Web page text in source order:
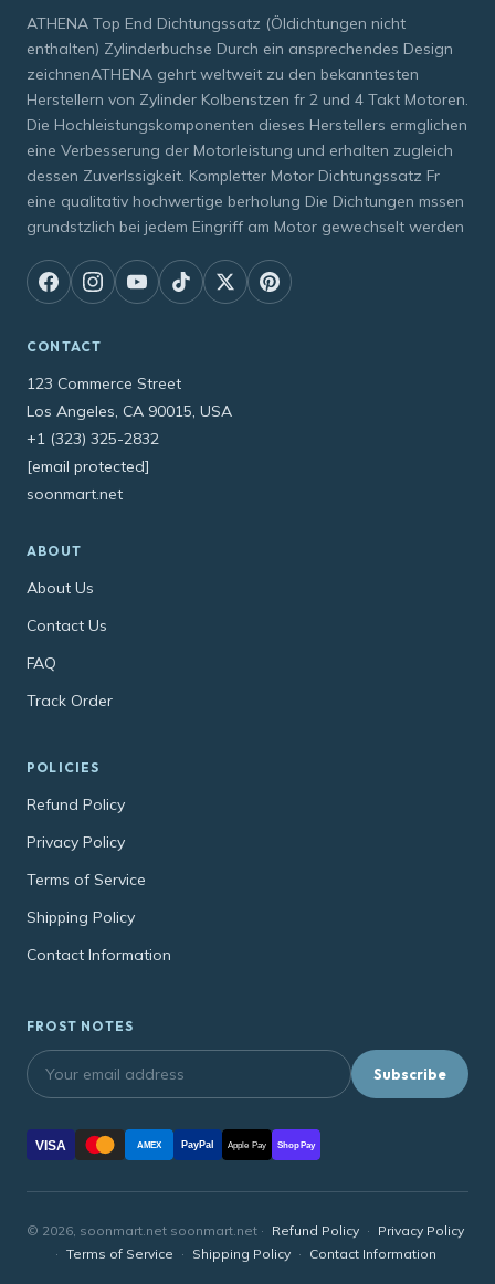
ATHENA Top End Dichtungssatz (Öldichtungen nicht
enthalten) Zylinderbuchse Durch ein ansprechendes Design
zeichnenATHENA gehrt weltweit zu den bekanntesten
Herstellern von Zylinder Kolbenstzen fr 2 und 4 Takt Motoren.
Die Hochleistungskomponenten dieses Herstellers ermglichen
eine Verbesserung der Motorleistung und erhalten zugleich
dessen Zuverlssigkeit. Kompletter Motor Dichtungssatz Fr
eine qualitativ hochwertige berholung Die Dichtungen mssen
grundstzlich bei jedem Eingriff am Motor gewechselt werden
CONTACT
123 Commerce Street
Los Angeles, CA 90015, USA
+1 (323) 325-2832
[email protected]
soonmart.net
ABOUT
About Us
Contact Us
FAQ
Track Order
POLICIES
Refund Policy
Privacy Policy
Terms of Service
Shipping Policy
Contact Information
FROST NOTES
Subscribe
VISA AMEX PayPal Apple Pay Shop Pay
© 2026, soonmart.net soonmart.net · Refund Policy · Privacy Policy
· Terms of Service · Shipping Policy · Contact Information